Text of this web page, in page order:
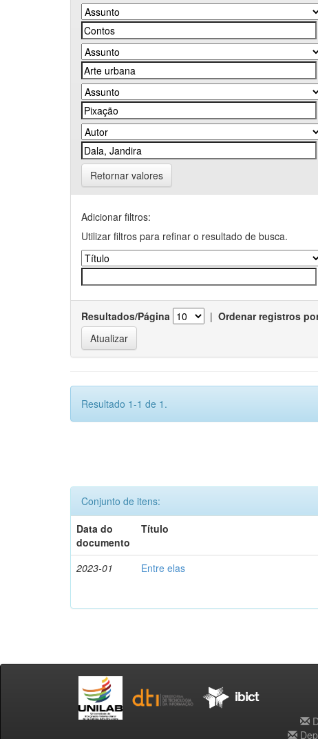
Retornar valores
Adicionar filtros:
Utilizar filtros para refinar o resultado de busca.
Resultados/Página | Ordenar registros
Resultado 1-1 de 1.
Conjunto de itens:
Data do
documento
Título
2023-01 Entre elas